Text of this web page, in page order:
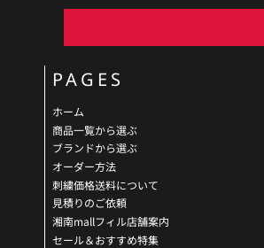
PAGES
ホーム
商品一覧から選ぶ
ブランドから選ぶ
オーダー方法
刺繍価格送料について
見積りのご依頼
湘南mallフィル店舗案内
セール＆おすすめ特集